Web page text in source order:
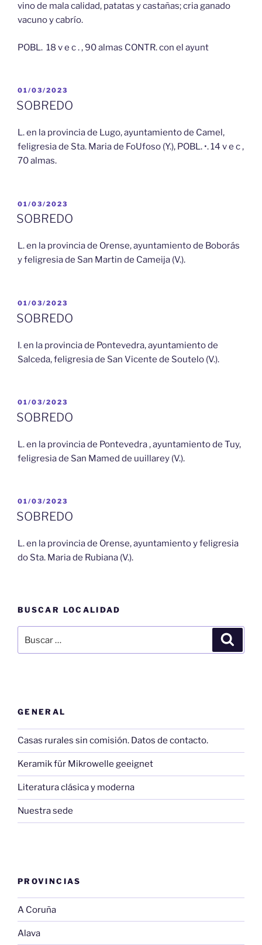
vino de mala calidad, patatas y castañas; cria ganado
vacuno y cabrío.
POBL. 18 v e c . , 90 almas CONTR. con el ayunt
PUBLICADO
EL
01/03/2023
SOBREDO
L. en la provincia de Lugo, ayuntamiento de Camel,
feligresia de Sta. Maria de FoUfoso (Y.), POBL. •. 14 v e c ,
70 almas.
PUBLICADO
EL
01/03/2023
SOBREDO
L. en la provincia de Orense, ayuntamiento de Boborás
y feligresia de San Martin de Cameija (V.).
PUBLICADO
EL
01/03/2023
SOBREDO
I. en la provincia de Pontevedra, ayuntamiento de
Salceda, feligresia de San Vicente de Soutelo (V.).
PUBLICADO
EL
01/03/2023
SOBREDO
L. en la provincia de Pontevedra , ayuntamiento de Tuy,
feligresia de San Mamed de uuillarey (V.).
PUBLICADO
EL
01/03/2023
SOBREDO
L. en la provincia de Orense, ayuntamiento y feligresia
do Sta. Maria de Rubiana (V.).
BUSCAR LOCALIDAD
por:
GENERAL
Casas rurales sin comisión. Datos de contacto.
Keramik für Mikrowelle geeignet
Literatura clásica y moderna
Nuestra sede
PROVINCIAS
A Coruña
Alava